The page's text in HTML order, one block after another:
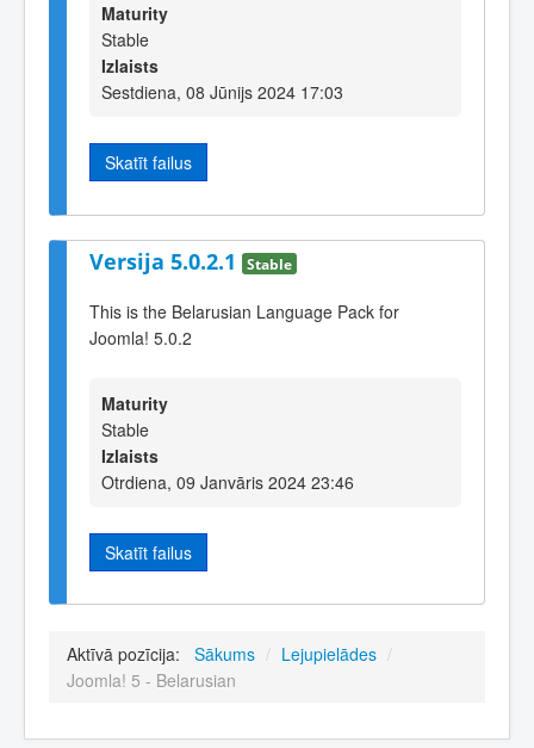
Maturity
Stable
Izlaists
Sestdiena, 08 Jūnijs 2024 17:03
Skatīt failus
Versija 5.0.2.1 Stable
This is the Belarusian Language Pack for
Joomla! 5.0.2
Maturity
Stable
Izlaists
Otrdiena, 09 Janvāris 2024 23:46
Skatīt failus
Aktīvā pozīcija: Sākums / Lejupielādes /
Joomla! 5 - Belarusian